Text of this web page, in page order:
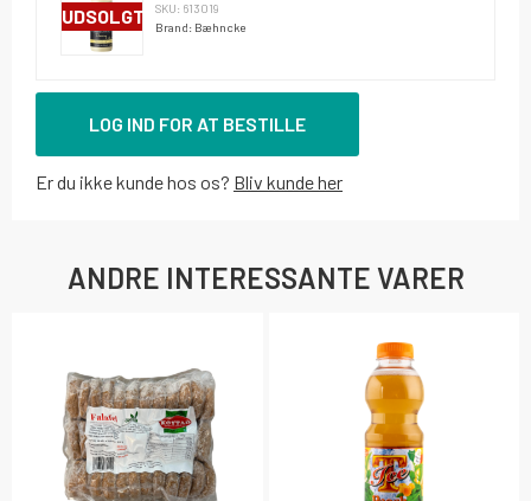
UDSOLGT
SKU: 613019
Brand: Bæhncke
LOG IND FOR AT BESTILLE
Er du ikke kunde hos os? Bliv kunde her
ANDRE INTERESSANTE VARER